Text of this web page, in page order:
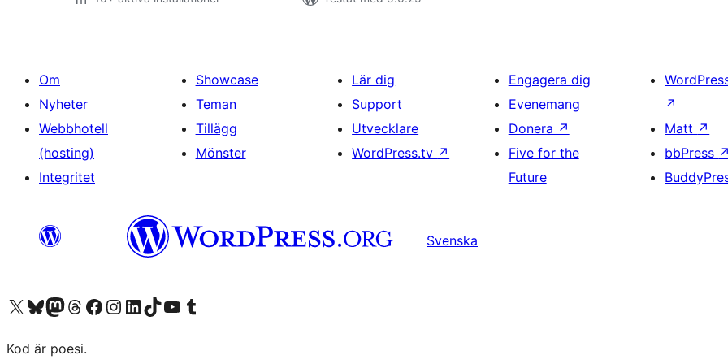
Om
Nyheter
Webbhotell
(hosting)
Integritet
Showcase
Teman
Tillägg
Mönster
Lär dig
Support
Utvecklare
WordPress.tv ↗
Engagera dig
Evenemang
Donera ↗
Five for the
Future
↗
Matt ↗
bbPress ↗
Svenska
Besök vår X-konto (f.d. Twitter)
Besök vårt Bluesky-konto
Besök vårt Mastodon-konto
Besök vårt Thread-konto
Besök vår Facebook-sidaBesök vårt Instagram-konto
Besök vårt LinkedIn-konto
Besök vårt TikTok-konto
Besök vår YouTube-kanalBesök vårt Tumblr-konto
Kod är poesi.